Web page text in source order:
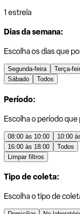
1 estrela
Dias da semana:
Escolha os dias que
Segunda-feira Terça-
Sábado
Todos
Período:
Escolha o período
08:00 às 10:00 10:00
16:00 às 18:00
Todos
Limpar filtros
Tipo de coleta:
Escolha o tipo de